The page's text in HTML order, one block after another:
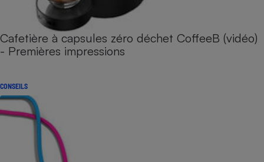
Cafetière à capsules zéro déchet CoffeeB (vidéo)
- Premières impressions
CONSEILS